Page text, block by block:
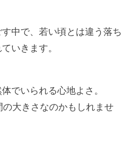
中で、若い頃とは違う落ち
いきます。
でいられる心地よさ。
大きさなのかもしれませ